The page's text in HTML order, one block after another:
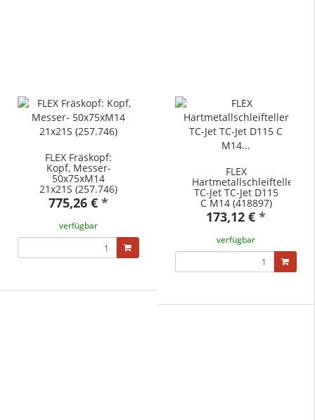
FLEX Fräskopf:
Kopf, Messer-
50x75xM14
21x21S (257.746)
775,26 € *
verfügbar
FLEX
Hartmetallschleifteller
TC-Jet TC-Jet D115
C M14 (418897)
173,12 € *
verfügbar